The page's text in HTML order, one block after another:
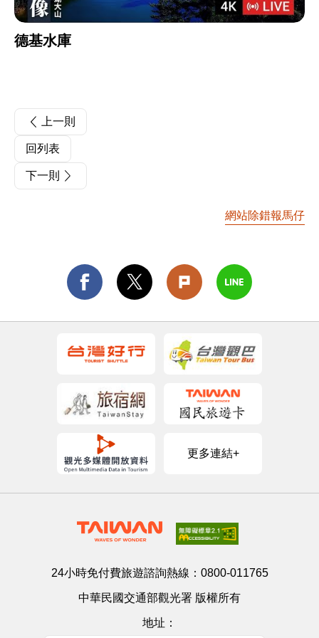
德基水庫
上一則
回列表
下一則
網站除錯報馬仔
更多連結+
24小時免付費旅遊諮詢熱線： 0800-011765
中華民國交通部觀光署 版權所有
地址：